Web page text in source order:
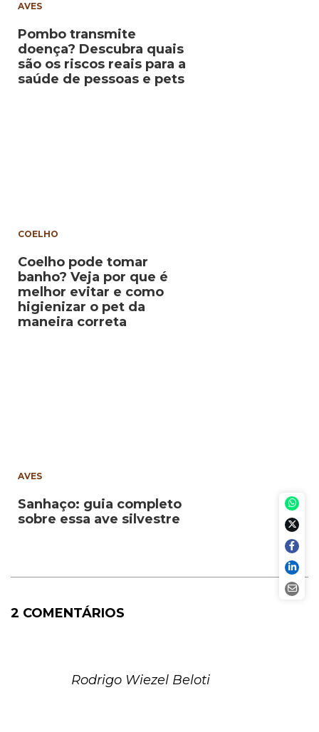
AVES
Pombo transmite
doença? Descubra quais
são os riscos reais para a
saúde de pessoas e pets
COELHO
Coelho pode tomar
banho? Veja por que é
melhor evitar e como
higienizar o pet da
maneira correta
AVES
Sanhaço: guia completo
sobre essa ave silvestre
2 COMENTÁRIOS
Rodrigo Wiezel Beloti